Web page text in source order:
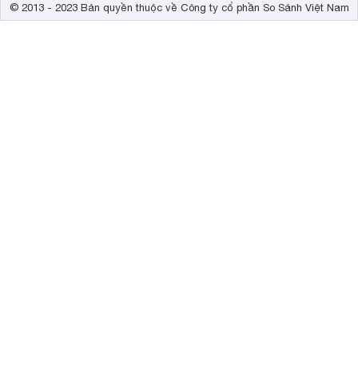
© 2013 - 2023 Bản quyền thuộc về Công ty cổ phần So Sánh Việt Nam